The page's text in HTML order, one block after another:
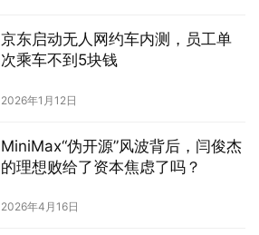
京东启动无人网约车内测，员工单
次乘车不到5块钱
2026年1月12日
MiniMax“伪开源”风波背后，闫俊杰
的理想败给了资本焦虑了吗？
2026年4月16日